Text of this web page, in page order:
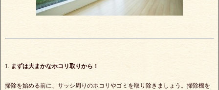
1. まずは大まかなホコリ取りから！
掃除を始める前に、サッシ周りのホコリやゴミを取り除きましょう。掃除機を